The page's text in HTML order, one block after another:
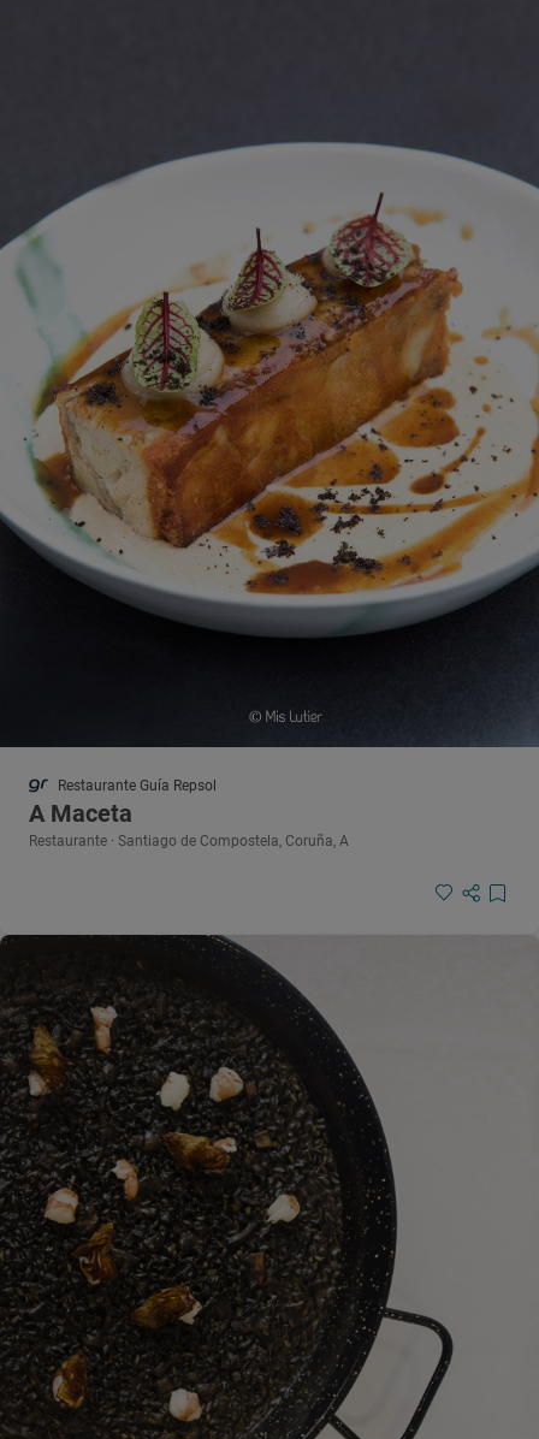
Restaurante Guía Repsol
A Maceta
Restaurante · Santiago de Compostela, Coruña, A